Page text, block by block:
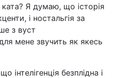
ката? Я думаю, що історія
і ностальгія за
з вуст
мене звучить як якесь
інтелігенція безплідна і